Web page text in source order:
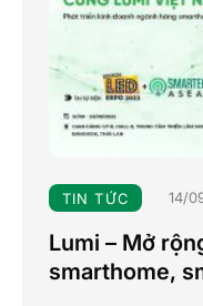
TIN TỨC 14/
Lumi – Mở
smarthome,